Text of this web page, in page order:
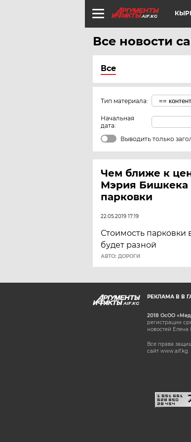
AIF.KG
Все новости
Все
Тип материала:
Начальная
дата:
Выводить только
Чем ближе к
Мэрия Бишкека
парковки
22.05.2019 17:19
Стоимость парковки
будет разной
АВТО: ДОРОГИ
AIF.KG
РЕКЛАМА В В
2018 ОсОО
регистрации
новостей Елена
Все права
сайт www.aif.kg.